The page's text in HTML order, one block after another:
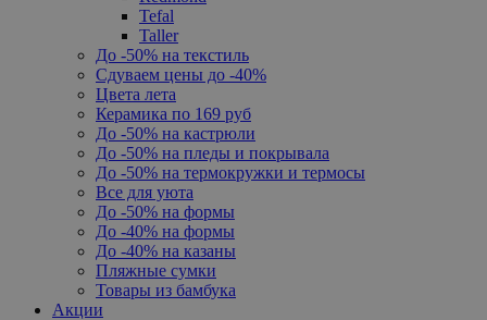
Tefal
Taller
До -50% на текстиль
Сдуваем цены до -40%
Цвета лета
Керамика по 169 руб
До -50% на кастрюли
До -50% на пледы и покрывала
До -50% на термокружки и термосы
Все для уюта
До -50% на формы
До -40% на формы
До -40% на казаны
Пляжные сумки
Товары из бамбука
Акции